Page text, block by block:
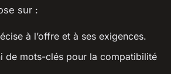
sur :
à l’offre et à ses exigences.
de mots-clés pour la compatibilité